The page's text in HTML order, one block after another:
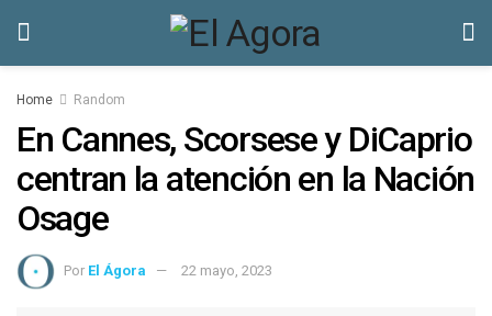
Home Random
En Cannes, Scorsese y DiCaprio
centran la atención en la Nación
Osage
Por El Ágora 22 mayo, 2023